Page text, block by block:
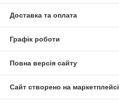
Доставка та оплата
Графік роботи
Повна версія сайту
Сайт створено на маркетплейсі